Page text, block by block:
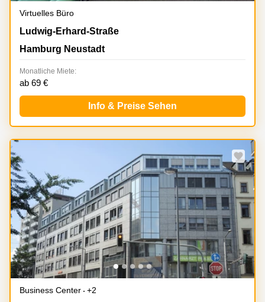
Virtuelles Büro
Ludwig-Erhard-Straße 18, Hamburg Neustadt
Ludwig-Erhard-Straße
Hamburg Neustadt
Monatliche Miete:
ab 69 €
Info & Preise Sehen
Business Center
+2